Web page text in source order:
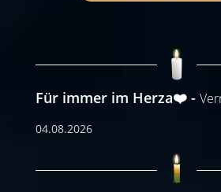
Für immer im Herza❤️
04.08.2026